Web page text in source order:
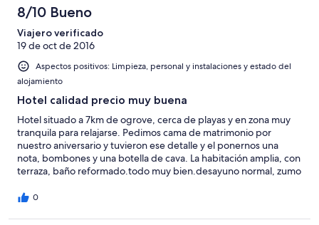
8/10 Bueno
Viajero verificado
19 de oct de 2016
Aspectos positivos: Limpieza, personal y instalaciones y estado del
alojamiento
Hotel calidad precio muy buena
Hotel situado a 7km de ogrove, cerca de playas y en zona muy
tranquila para relajarse. Pedimos cama de matrimonio por
nuestro aniversario y tuvieron ese detalle y el ponernos una
nota, bombones y una botella de cava. La habitación amplia, con
terraza, baño reformado.todo muy bien.desayuno normal, zumo
Lo único malo, demasiado ruido recibido desde habitación
relajante con buenas vistas. Para volver
0